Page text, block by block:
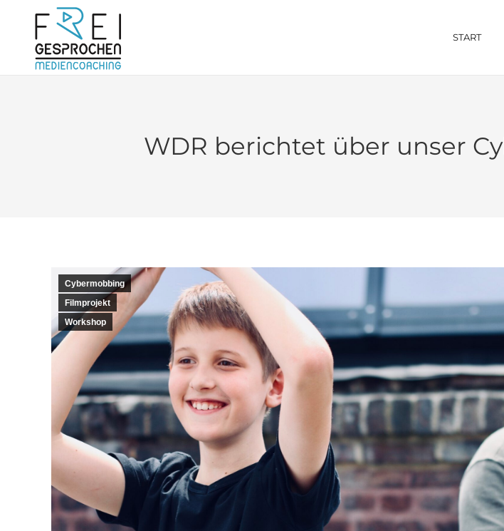
START
WDR berichtet über unser
Cybermobbing
Filmprojekt
Workshop